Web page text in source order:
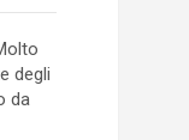
degli
da